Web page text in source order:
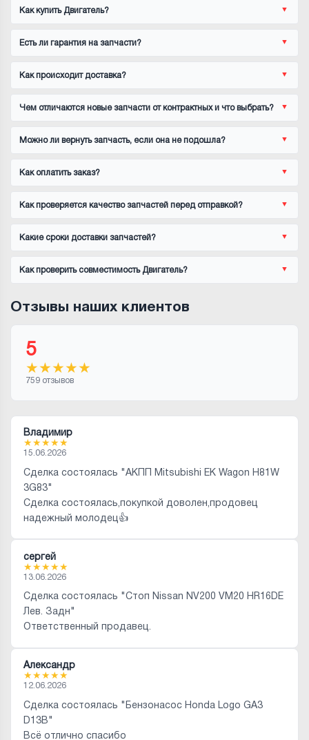
Как купить Двигатель?
Есть ли гарантия на запчасти?
Как происходит доставка?
Чем отличаются новые запчасти от контрактных и что выбрать?
Можно ли вернуть запчасть, если она не подошла?
Как оплатить заказ?
Как проверяется качество запчастей перед отправкой?
Какие сроки доставки запчастей?
Как проверить совместимость Двигатель?
Отзывы наших клиентов
5
★★★★★
759 отзывов
Владимир
★★★★★
15.06.2026
Сделка состоялась "АКПП Mitsubishi EK Wagon H81W
3G83"
Сделка состоялась,покупкой доволен,продовец
надежный молодец👍
сергей
★★★★★
13.06.2026
Сделка состоялась "Стоп Nissan NV200 VM20 HR16DE
Лев. Задн"
Ответственный продавец.
Александр
★★★★★
12.06.2026
Сделка состоялась "Бензонасос Honda Logo GA3
D13B"
Всё отлично спасибо